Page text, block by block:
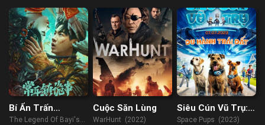
lamp (2022)
Bí Ẩn Trấn
Thường Lạc
The Legend Of Bayi's
Cuộc Săn Lùng
WarHunt (2022)
Siêu Cún Vũ Trụ:
Du Hành Trái Đất
Space Pups (2023)